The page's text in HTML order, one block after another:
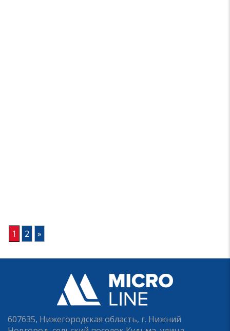
1 2 »
607635, Нижегородская область, г. Нижний